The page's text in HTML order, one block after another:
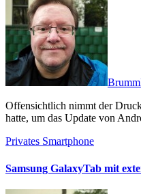
Offensichtlich nimmt der Druck auf Samsung zu, seine Alt-Kunden nicht zu sehr zu verärgern: Nachdem Samsung 10 Monate gebraucht
hatte, um das Update von
Privates Smartphone
Samsung GalaxyTab mit